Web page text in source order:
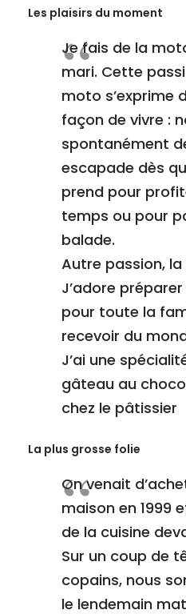
Les plaisirs du moment
Je fais de la
mari. Cette
moto s’exprime
façon de vivre :
spontanément
escapade dès
prend pour
temps ou pour
balade.
Autre passion, la
J’adore
pour toute la
recevoir du
J’ai une
gâteau au
chez le pâtissier
La plus grosse folie
On venait
maison en 1999
de la cuisine
Sur un coup de
copains, nous
le lendemain